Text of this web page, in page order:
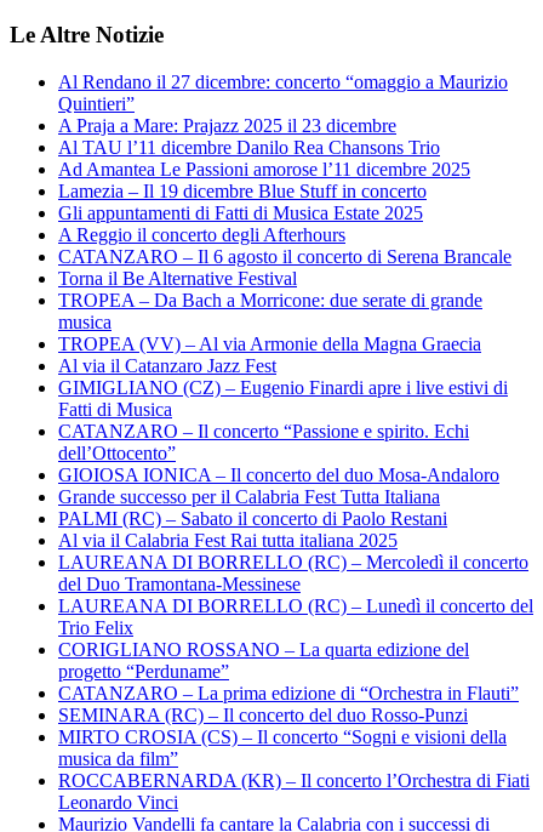
Le Altre Notizie
Al Rendano il 27 dicembre: concerto “omaggio a Maurizio
Quintieri”
A Praja a Mare: Prajazz 2025 il 23 dicembre
Al TAU l’11 dicembre Danilo Rea Chansons Trio
Ad Amantea Le Passioni amorose l’11 dicembre 2025
Lamezia – Il 19 dicembre Blue Stuff in concerto
Gli appuntamenti di Fatti di Musica Estate 2025
A Reggio il concerto degli Afterhours
CATANZARO – Il 6 agosto il concerto di Serena Brancale
Torna il Be Alternative Festival
TROPEA – Da Bach a Morricone: due serate di grande
musica
TROPEA (VV) – Al via Armonie della Magna Graecia
Al via il Catanzaro Jazz Fest
GIMIGLIANO (CZ) – Eugenio Finardi apre i live estivi di
Fatti di Musica
CATANZARO – Il concerto “Passione e spirito. Echi
dell’Ottocento”
GIOIOSA IONICA – Il concerto del duo Mosa-Andaloro
Grande successo per il Calabria Fest Tutta Italiana
PALMI (RC) – Sabato il concerto di Paolo Restani
Al via il Calabria Fest Rai tutta italiana 2025
LAUREANA DI BORRELLO (RC) – Mercoledì il concerto
del Duo Tramontana-Messinese
LAUREANA DI BORRELLO (RC) – Lunedì il concerto del
Trio Felix
CORIGLIANO ROSSANO – La quarta edizione del
progetto “Perduname”
CATANZARO – La prima edizione di “Orchestra in Flauti”
SEMINARA (RC) – Il concerto del duo Rosso-Punzi
MIRTO CROSIA (CS) – Il concerto “Sogni e visioni della
musica da film”
ROCCABERNARDA (KR) – Il concerto l’Orchestra di Fiati
Leonardo Vinci
Maurizio Vandelli fa cantare la Calabria con i successi di